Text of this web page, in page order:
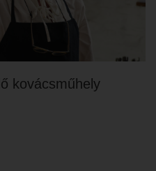
kovácsműhely